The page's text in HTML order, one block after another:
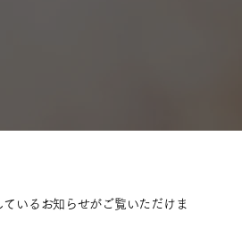
ているお知らせがご覧いただけま